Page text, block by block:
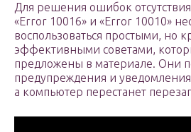
Для решения ошибок
«Error 10016» и «Error 10010»
воспользоваться простыми, но
эффективными советами,
предложены в материале. Они
предупреждения и
а компьютер перестанет